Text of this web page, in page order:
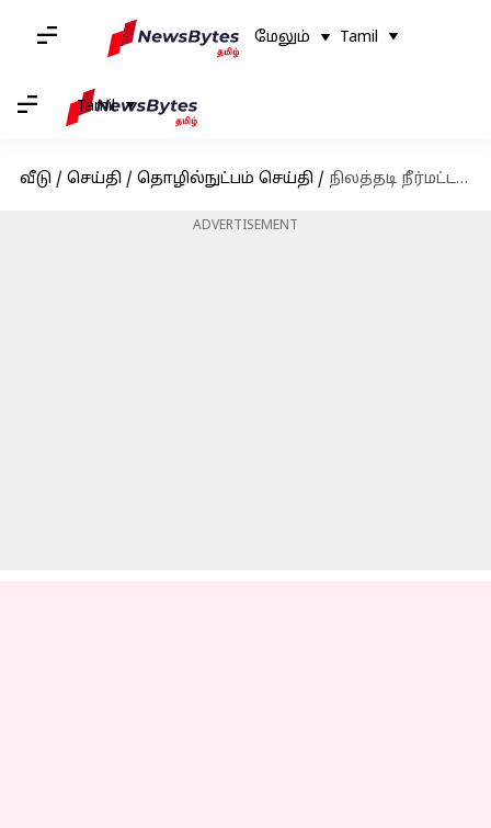
மேலும் Tamil
Tamil
வீடு / செய்தி / தொழில்நுட்பம் செய்தி / நிலத்தடி நீர்மட்ட இழப்பை சரிக்கட்ட மாற்று பயிரிடுதல் தான் சரியான வழி; ஐஐடி ஆய்வில் தகவல்
ADVERTISEMENT